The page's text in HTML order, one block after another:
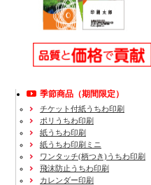
季節商品（期間限定）
チケット付紙うちわ印刷
ポリうちわ印刷
紙うちわ印刷
紙うちわ印刷ミニ
ワンタッチ(柄つき)うちわ印刷
飛沫防止うちわ印刷
カレンダー印刷